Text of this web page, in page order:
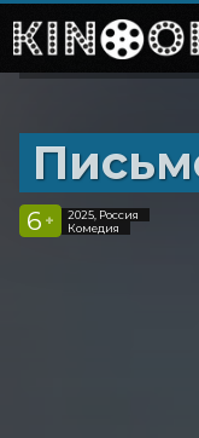
6 +
2025, Россия
Комедия